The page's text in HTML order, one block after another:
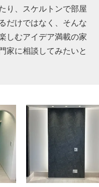
り、スケルトンで部屋
だけではなく、そんな
しむアイデア満載の家
家に相談してみたいと